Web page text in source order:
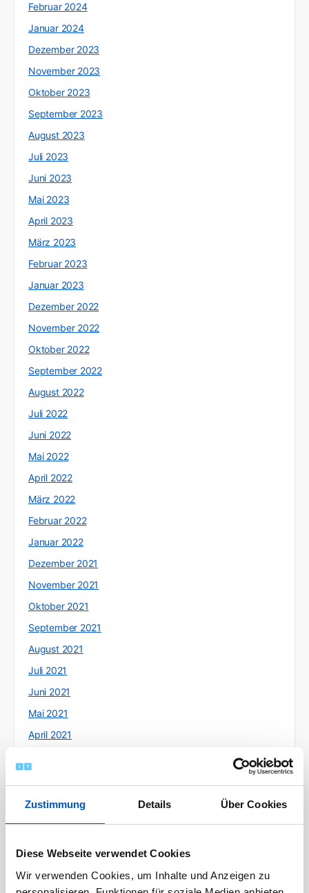
Zustimmung Details Über Cookies
Diese Webseite verwendet Cookies
Wir verwenden Cookies, um Inhalte und Anzeigen zu
Februar 2024
Januar 2024
Dezember 2023
November 2023
Oktober 2023
September 2023
August 2023
Juli 2023
Juni 2023
Mai 2023
April 2023
März 2023
Februar 2023
Januar 2023
Dezember 2022
November 2022
Oktober 2022
September 2022
August 2022
Juli 2022
Juni 2022
Mai 2022
April 2022
März 2022
Februar 2022
Januar 2022
Dezember 2021
November 2021
Oktober 2021
September 2021
August 2021
Juli 2021
Juni 2021
Mai 2021
April 2021
Januar 2021